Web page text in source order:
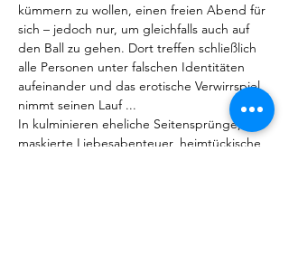
kümmern zu wollen, einen freien Abend für
sich – jedoch nur, um gleichfalls auch auf
den Ball zu gehen. Dort treffen schließlich
alle Personen unter falschen Identitäten
aufeinander und das erotische Verwirrspiel
nimmt seinen Lauf ...
In kulminieren eheliche Seitensprünge,
maskierte Liebesabenteuer, heimtückische